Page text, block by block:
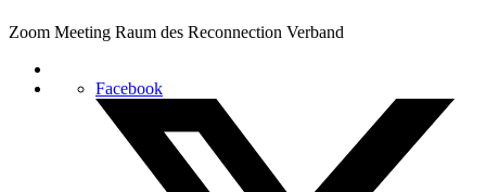
Zoom Meeting Raum des Reconnection Verband
Facebook